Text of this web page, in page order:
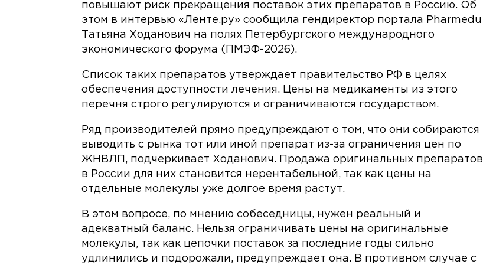
повышают риск прекращения поставок этих препаратов в Россию. Об
этом в интервью «Ленте.ру» сообщила гендиректор портала Pharmedu
Татьяна Ходанович на полях Петербургского международного
экономического форума (ПМЭФ-2026).
Список таких препаратов утверждает правительство РФ в целях
обеспечения доступности лечения. Цены на медикаменты из этого
перечня строго регулируются и ограничиваются государством.
Ряд производителей прямо предупреждают о том, что они собираются
выводить с рынка тот или иной препарат из-за ограничения цен по
ЖНВЛП, подчеркивает Ходанович. Продажа оригинальных препаратов
в России для них становится нерентабельной, так как цены на
отдельные молекулы уже долгое время растут.
В этом вопросе, по мнению собеседницы, нужен реальный и
адекватный баланс. Нельзя ограничивать цены на оригинальные
молекулы, так как цепочки поставок за последние годы сильно
удлинились и подорожали, предупреждает она. В противном случае с